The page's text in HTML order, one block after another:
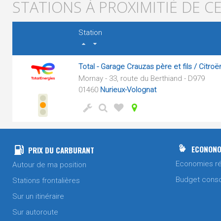
STATIONS À PROXIMITIÉ DE
Station
Total - Garage Crauzas père et fils /
Mornay - 33, route du Berthiand - D979
01460 Nurieux-Volognat
PRIX DU CARBURANT
Autour de ma position
Stations frontalières
Sur un itinéraire
Sur autoroute
Economies
Budget